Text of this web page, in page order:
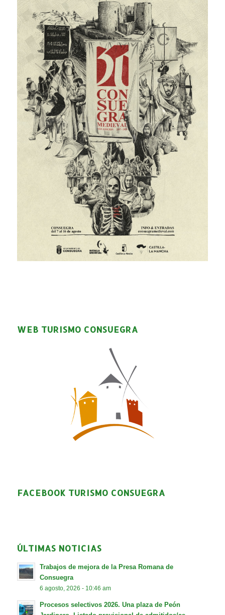
WEB TURISMO CONSUEGRA
FACEBOOK TURISMO CONSUEGRA
ÚLTIMAS NOTICIAS
Trabajos de mejora de la Presa Romana de
Consuegra
6 agosto, 2026 - 10:46 am
Procesos selectivos 2026. Una plaza de Peón